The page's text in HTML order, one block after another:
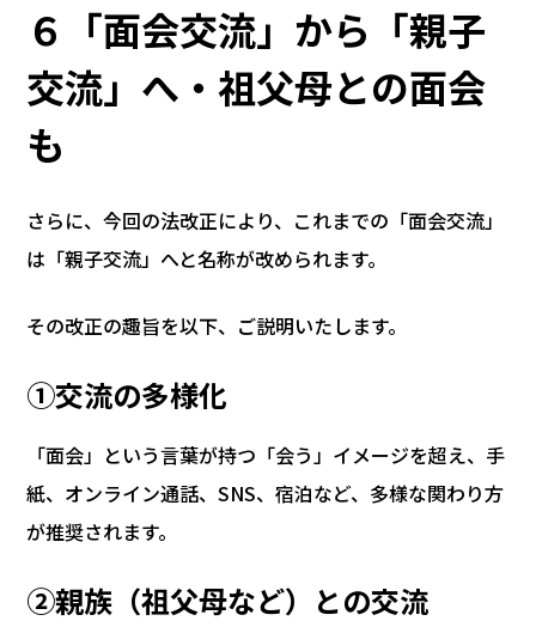
６「面会交流」から「親子
交流」へ・祖父母との面会
も
さらに、今回の法改正により、これまでの「面会交流」
は「親子交流」へと名称が改められます。
その改正の趣旨を以下、ご説明いたします。
①交流の多様化
「面会」という言葉が持つ「会う」イメージを超え、手
紙、オンライン通話、SNS、宿泊など、多様な関わり方
が推奨されます。
②親族（祖父母など）との交流